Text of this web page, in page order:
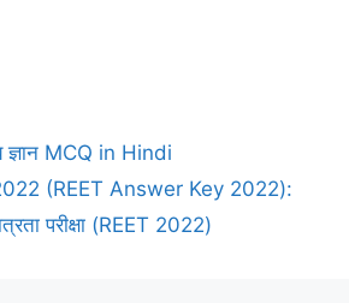
ज्ञान MCQ in Hindi
(REET Answer Key 2022):
परीक्षा (REET 2022)